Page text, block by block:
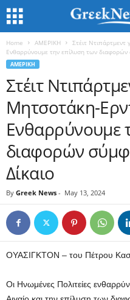
Home ΑΜΕΡΙΚΗ
Στέιτ Ντιπάρτμεντ
Ενθαρρύνουμε την επίλυση των
ΑΜΕΡΙΚΗ
Στέιτ
Μητσοτάκη-
Ενθαρρύνουμε
διαφορών
Δίκαιο
By Greek News - May 13, 2024
ΟΥΑΣΙΓΚΤΟΝ – του Πέτρου
Οι Ηνωμένες Πολιτείες